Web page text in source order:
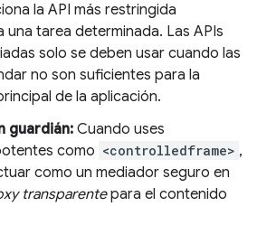
la API más restringida
una tarea determinada. Las APIs
solo se deben usar cuando las
no son suficientes para la
de la aplicación.
guardián:Cuando uses
como <controlledframe> ,
como un mediador seguro en
transparentepara el contenido